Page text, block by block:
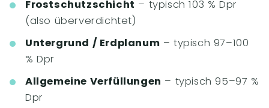
Frostschutzschicht – typisch 103 % Dpr
(also überverdichtet)
Untergrund / Erdplanum – typisch 97–100
% Dpr
Allgemeine Verfüllungen – typisch 95–97 %
Dpr